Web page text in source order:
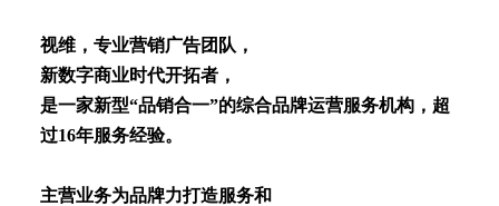
视维，专业营销⼴告团队，
新数字商业时代开拓者，
是⼀家新型“品销合⼀”的综合品牌运营服务机构，超
过16年服务经验。
主营业务为品牌⼒打造服务和